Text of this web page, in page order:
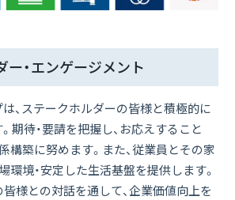
ー・エンゲージメント
、ステークホルダーの皆様と積極的に
期待・要請を把握し、お応えすること
構築に努めます。また、従業員とその家
環境・安定した生活基盤を提供します。
様との対話を通して、企業価値向上を